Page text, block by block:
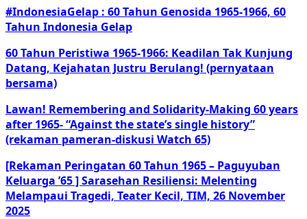
#IndonesiaGelap : 60 Tahun Genosida 1965-1966, 60
Tahun Indonesia Gelap
60 Tahun Peristiwa 1965-1966: Keadilan Tak Kunjung
Datang, Kejahatan Justru Berulang! (pernyataan
bersama)
Lawan! Remembering and Solidarity-Making 60 years
after 1965- “Against the state’s single history”
(rekaman pameran-diskusi Watch 65)
[Rekaman Peringatan 60 Tahun 1965 – Paguyuban
Keluarga ’65 ] Sarasehan Resiliensi: Melenting
Melampaui Tragedi, Teater Kecil, TIM, 26 November
2025